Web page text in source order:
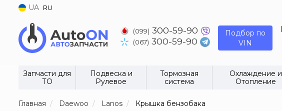
UA RU
(099) 300-59-90
(067) 300-59-90
Подбор по
VIN
Запчасти для
ТО
Подвеска и
Рулевое
Тормозная
система
Охлаждение и
Отопление
Главная Daewoo Lanos Крышка бензобака